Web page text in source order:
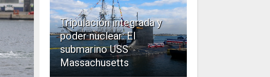
Tripulación integrada y
poder nuclear: El
submarino USS
Massachusetts